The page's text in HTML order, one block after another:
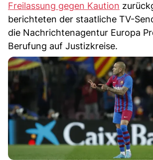
Freilassung gegen Kaution
berichteten der staatliche TV-
die Nachrichtenagentur Europa
Berufung auf Justizkreise.